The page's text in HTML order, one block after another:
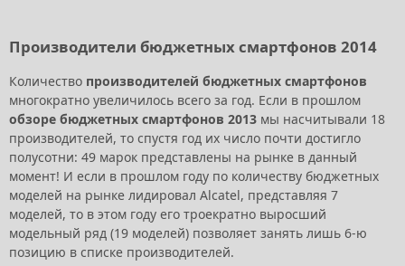
Производители бюджетных смартфонов 2014
Количество производителей бюджетных смартфонов
многократно увеличилось всего за год. Если в прошлом
обзоре бюджетных смартфонов 2013 мы насчитывали 18
производителей, то спустя год их число почти достигло
полусотни: 49 марок представлены на рынке в данный
момент! И если в прошлом году по количеству бюджетных
моделей на рынке лидировал Alcatel, представляя 7
моделей, то в этом году его троекратно выросший
модельный ряд (19 моделей) позволяет занять лишь 6-ю
позицию в списке производителей.